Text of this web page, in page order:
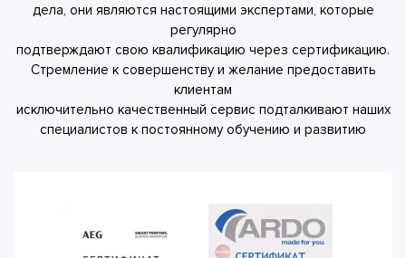
дела, они являются настоящими экспертами, которые
регулярно
подтверждают свою квалификацию через сертификацию.
Стремление к совершенству и желание предоставить
клиентам
исключительно качественный сервис подталкивают наших
специалистов к постоянному обучению и развитию